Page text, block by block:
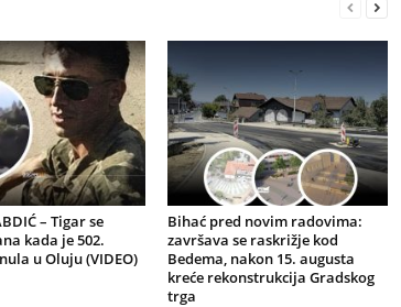
– Tigar se
kada je 502.
u Oluju (VIDEO)
Bihać pred novim radovima:
završava se raskrižje kod
Bedema, nakon 15. augusta
kreće rekonstrukcija Gradskog
trga